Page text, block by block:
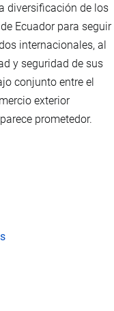
diversificación de los
Ecuador para seguir
internacionales, al
y seguridad de sus
conjunto entre el
exterior
prometedor.